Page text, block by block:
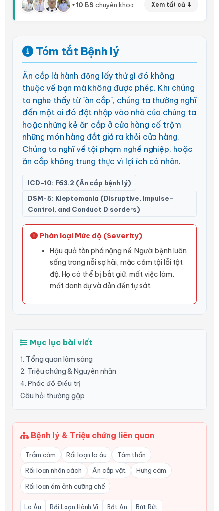
+10 BS chuyên khoa Xem tất cả ⬇
Tóm tắt Bệnh lý
Ăn cắp là hành động lấy thứ gì đó không
thuộc về bạn mà không được phép. Khi chúng
ta nghe thấy từ "ăn cắp", chúng ta thường nghĩ
đến một ai đó đột nhập vào nhà của chúng ta
hoặc những kẻ ăn cắp ở cửa hàng cố trộm
những món hàng đắt giá ra khỏi cửa hàng.
Chúng ta nghĩ về tội phạm nghề nghiệp, hoặc
ăn cắp không trung thực vì lợi ích cá nhân.
ICD-10: F63.2 (Ăn cắp bệnh lý)
DSM-5: Kleptomania (Disruptive, Impulse-
Control, and Conduct Disorders)
Phân loại Mức độ (Severity)
Hậu quả tàn phá nặng nề: Người bệnh luôn
sống trong nỗi sợ hãi, mặc cảm tội lỗi tột
độ. Họ có thể bị bắt giữ, mất việc làm,
mất danh dự và dẫn đến tự sát.
Mục lục bài viết
1. Tổng quan lâm sàng
2. Triệu chứng & Nguyên nhân
4. Phác đồ Điều trị
Câu hỏi thường gặp
Bệnh lý & Triệu chứng liên quan
Trầm cảm Rối loạn lo âu
Tâm thần
Rối loạn nhân cách
Ăn cắp vặt
Hưng cảm
Rối loạn ám ảnh cưỡng chế
Lo Âu Rối Loạn Hành Vi Bất An Bứt Rứt